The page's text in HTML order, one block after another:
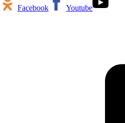
Facebook Youtube